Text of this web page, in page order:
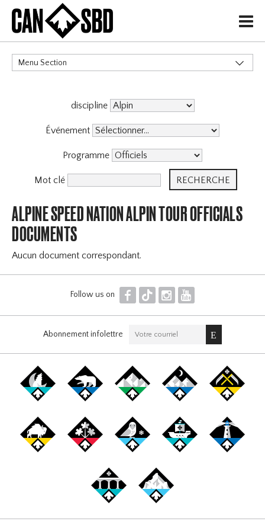
H
Menu Section
discipline
Événement
Programme
Mot clé
ALPINE SPEED NATION ALPIN TOUR OFFICIALS
DOCUMENTS
Aucun document correspondant.
Follow us on F T I Y
Abonnement infolettre